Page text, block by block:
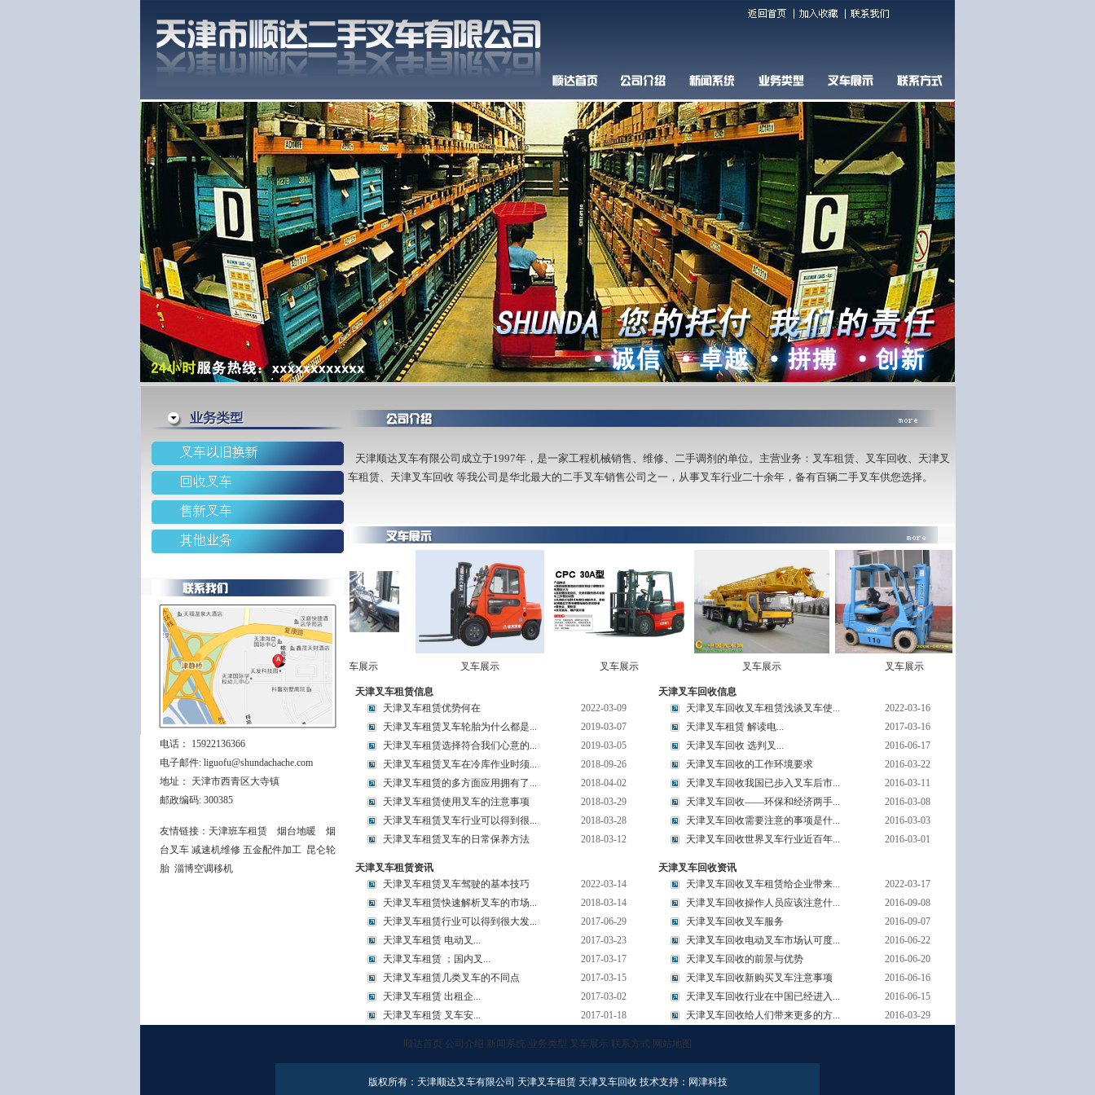
电话： 15922136366
电子邮件: liguofu@shundachache.com
地址： 天津市西青区大寺镇
邮政编码: 300385
友情链接： 天津班车租赁 烟台地暖
烟
台叉车 减速机维修 五金配件加工 昆仑轮
胎 淄博空调移机
天津顺达叉车有限公司成立于1997年，是一家工程机械销售、维修、二手调剂的单位。主营业务：叉车租赁、叉车回收、天津叉
车租赁、天津叉车回收 等我公司是华北最大的二手叉车销售公司之一，从事叉车行业二十余年，备有百辆二手叉车供您选择。
叉车展示 叉车展示 叉车展示 叉车展示 叉车展示 叉车展示
天津叉车租赁信息
天津叉车回收信息
天津叉车租赁优势何在
2022-03-09
天津叉车租赁叉车轮胎为什么都是...
2019-03-07
天津叉车租赁选择符合我们心意的...
2019-03-05
天津叉车租赁叉车在冷库作业时须...
2018-09-26
天津叉车租赁的多方面应用拥有了...
2018-04-02
天津叉车租赁使用叉车的注意事项
2018-03-29
天津叉车租赁叉车行业可以得到很...
2018-03-28
天津叉车租赁叉车的日常保养方法
2018-03-12
天津叉车回收叉车租赁浅谈叉车使...
2022-03-16
天津叉车租赁 解读电...
2017-03-16
天津叉车回收 选判叉...
2016-06-17
天津叉车回收的工作环境要求
2016-03-22
天津叉车回收我国已步入叉车后市...
2016-03-11
天津叉车回收——环保和经济两手...
2016-03-08
天津叉车回收需要注意的事项是什...
2016-03-03
天津叉车回收世界叉车行业近百年...
2016-03-01
天津叉车租赁资讯
天津叉车回收资讯
天津叉车租赁叉车驾驶的基本技巧
2022-03-14
天津叉车租赁快速解析叉车的市场...
2018-03-14
天津叉车租赁行业可以得到很大发...
2017-06-29
天津叉车租赁 电动叉...
2017-03-23
天津叉车租赁 ；国内叉...
2017-03-17
天津叉车租赁几类叉车的不同点
2017-03-15
天津叉车租赁 出租企...
2017-03-02
天津叉车租赁 叉车安...
2017-01-18
天津叉车回收叉车租赁给企业带来...
2022-03-17
天津叉车回收操作人员应该注意什...
2016-09-08
天津叉车回收叉车服务
2016-09-07
天津叉车回收电动叉车市场认可度...
2016-06-22
天津叉车回收的前景与优势
2016-06-20
天津叉车回收新购买叉车注意事项
2016-06-16
天津叉车回收行业在中国已经进入...
2016-06-15
天津叉车回收给人们带来更多的方...
2016-03-29
顺达首页 公司介绍 新闻系统 业务类型 叉车展示 联系方式 网站地图
版权所有：天津顺达叉车有限公司 天津叉车租赁 天津叉车回收 技术支持：网津科技